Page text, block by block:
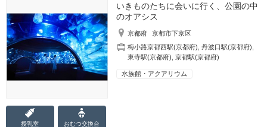
いきものたちに会いに行く、公園の中
のオアシス
京都府
京都市下京区
梅小路京都西駅(京都府) ,丹波口駅(京都府)
東寺駅(京都府) ,京都駅(京都府)
水族館・アクアリウム
授乳室 おむつ交換台